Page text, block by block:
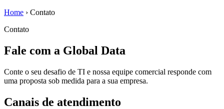
Home › Contato
Contato
Fale com a Global Data
Conte o seu desafio de TI e nossa equipe comercial responde com
uma proposta sob medida para a sua empresa.
Canais de atendimento